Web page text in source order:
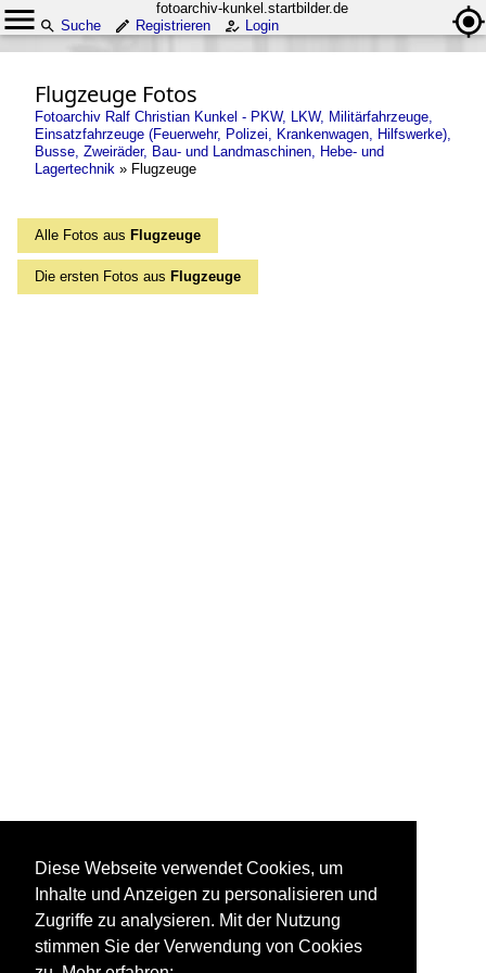
fotoarchiv-kunkel.startbilder.de
Suche
Registrieren Login
Flugzeuge Fotos
Fotoarchiv Ralf Christian Kunkel - PKW, LKW, Militärfahrzeuge,
Einsatzfahrzeuge (Feuerwehr, Polizei, Krankenwagen, Hilfswerke),
Busse, Zweiräder, Bau- und Landmaschinen, Hebe- und
Lagertechnik » Flugzeuge
Alle Fotos aus Flugzeuge
Die ersten Fotos aus Flugzeuge
Passagierflugzeuge
Diese Webseite verwendet Cookies, um
Inhalte und Anzeigen zu personalisieren und
Zugriffe zu analysieren. Mit der Nutzung
stimmen Sie der Verwendung von Cookies